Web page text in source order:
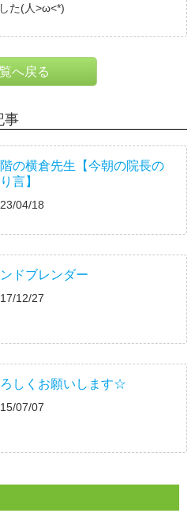
た(人>ω<*)
へ戻る
事
階の横倉先生【今朝の院長の
言】
04/18
ドブレンダー
12/27
しくお願いします☆
07/07